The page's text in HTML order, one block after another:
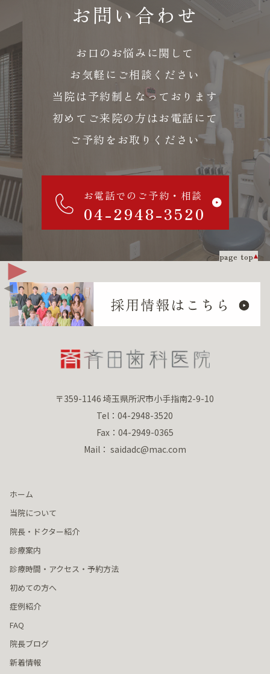
お問い合わせ
お口のお悩みに関して
お気軽にご相談ください
当院は予約制となっております
初めてご来院の方はお電話にて
ご予約をお取りください
お電話でのご予約・相談
04-2948-3520
page top
〒359-1146 埼玉県所沢市小手指南2-9-10
Tel：04-2948-3520
Fax：04-2949-0365
Mail： saidadc@mac.com
ホーム
当院について
院長・ドクター紹介
診療案内
診療時間・アクセス・予約方法
初めての方へ
症例紹介
FAQ
院長ブログ
新着情報